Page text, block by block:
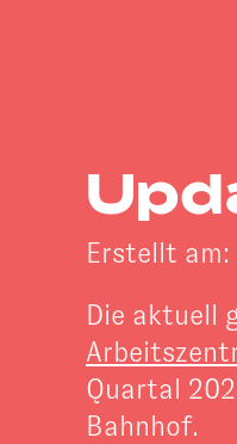
Erstellt
Die aktuell
Quartal
Bahnhof.